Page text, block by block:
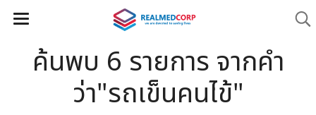
ค้นพบ 6 รายการ จากคำ
ว่า"รถเข็นคนไข้"